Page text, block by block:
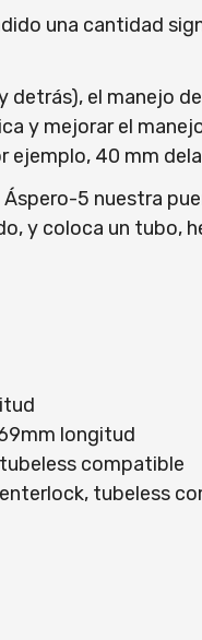
una cantidad
el manejo
y mejorar el
ejemplo, 40 mm
5 nuestra
y coloca un tubo,
longitud
tubeless compatible
tubeless